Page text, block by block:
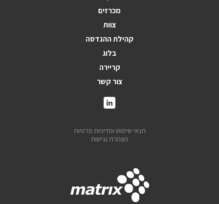
מכרזים
צוות
קהילת ההנדסה
בלוג
קריירה
צור קשר
תנאי שימוש ומדיניות פרטיות
הצהרת נגישות